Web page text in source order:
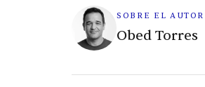
SOBRE EL AUTOR
Obed Torres